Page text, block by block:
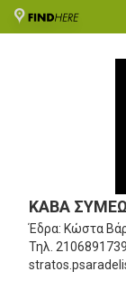
ΚΑΒΑ
Έδρα: Κώστα
Τηλ. 2106891739